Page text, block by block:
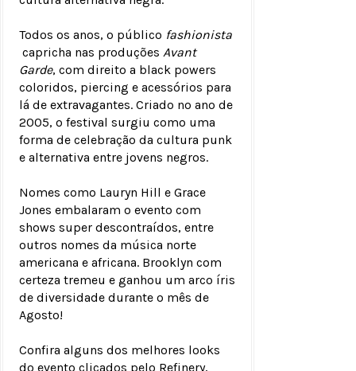
Todos os anos, o público fashionista
capricha nas produções Avant
Garde, com direito a black powers
coloridos, piercing e acessórios para
lá de extravagantes. Criado no ano de
2005, o festival surgiu como uma
forma de celebração da cultura punk
e alternativa entre jovens negros.
Nomes como Lauryn Hill e Grace
Jones embalaram o evento com
shows super descontraídos, entre
outros nomes da música norte
americana e africana. Brooklyn com
certeza tremeu e ganhou um arco íris
de diversidade durante o mês de
Agosto!
Confira alguns dos melhores looks
do evento clicados pelo Refinery,